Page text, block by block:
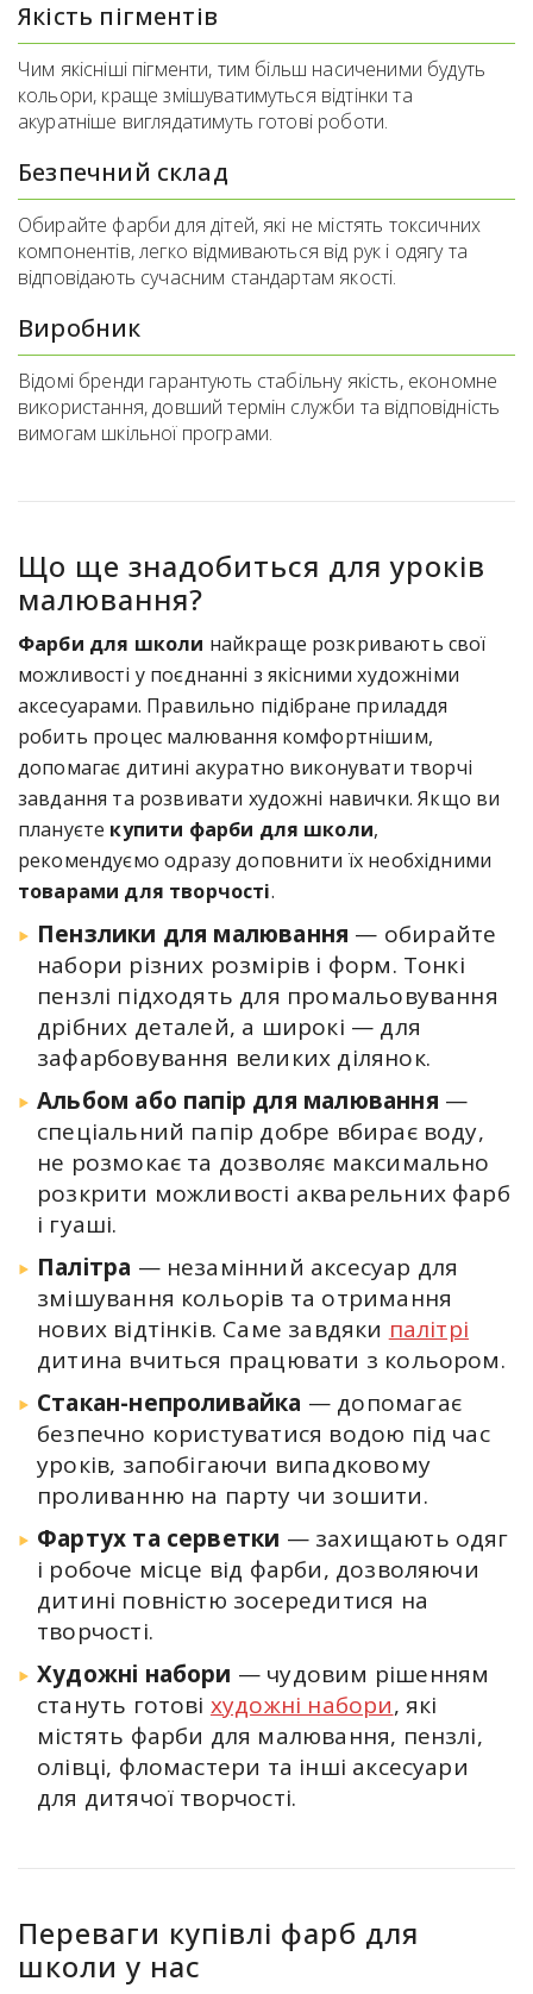
Якість пігментів
Чим якісніші пігменти, тим більш насиченими будуть
кольори, краще змішуватимуться відтінки та
акуратніше виглядатимуть готові роботи.
Безпечний склад
Обирайте фарби для дітей, які не містять токсичних
компонентів, легко відмиваються від рук і одягу та
відповідають сучасним стандартам якості.
Виробник
Відомі бренди гарантують стабільну якість, економне
використання, довший термін служби та відповідність
вимогам шкільної програми.
Що ще знадобиться для уроків
малювання?
Фарби для школи найкраще розкривають свої
можливості у поєднанні з якісними художніми
аксесуарами. Правильно підібране приладдя
робить процес малювання комфортнішим,
допомагає дитині акуратно виконувати творчі
завдання та розвивати художні навички. Якщо ви
плануєте купити фарби для школи,
рекомендуємо одразу доповнити їх необхідними
товарами для творчості.
Пензлики для малювання — обирайте
набори різних розмірів і форм. Тонкі
пензлі підходять для промальовування
дрібних деталей, а широкі — для
зафарбовування великих ділянок.
Альбом або папір для малювання —
спеціальний папір добре вбирає воду,
не розмокає та дозволяє максимально
розкрити можливості акварельних фарб
і гуаші.
Палітра — незамінний аксесуар для
змішування кольорів та отримання
нових відтінків. Саме завдяки палітрі
дитина вчиться працювати з кольором.
Стакан-непроливайка — допомагає
безпечно користуватися водою під час
уроків, запобігаючи випадковому
проливанню на парту чи зошити.
Фартух та серветки — захищають одяг
і робоче місце від фарби, дозволяючи
дитині повністю зосередитися на
творчості.
Художні набори — чудовим рішенням
стануть готові художні набори, які
містять фарби для малювання, пензлі,
олівці, фломастери та інші аксесуари
для дитячої творчості.
Переваги купівлі фарб для
школи у нас